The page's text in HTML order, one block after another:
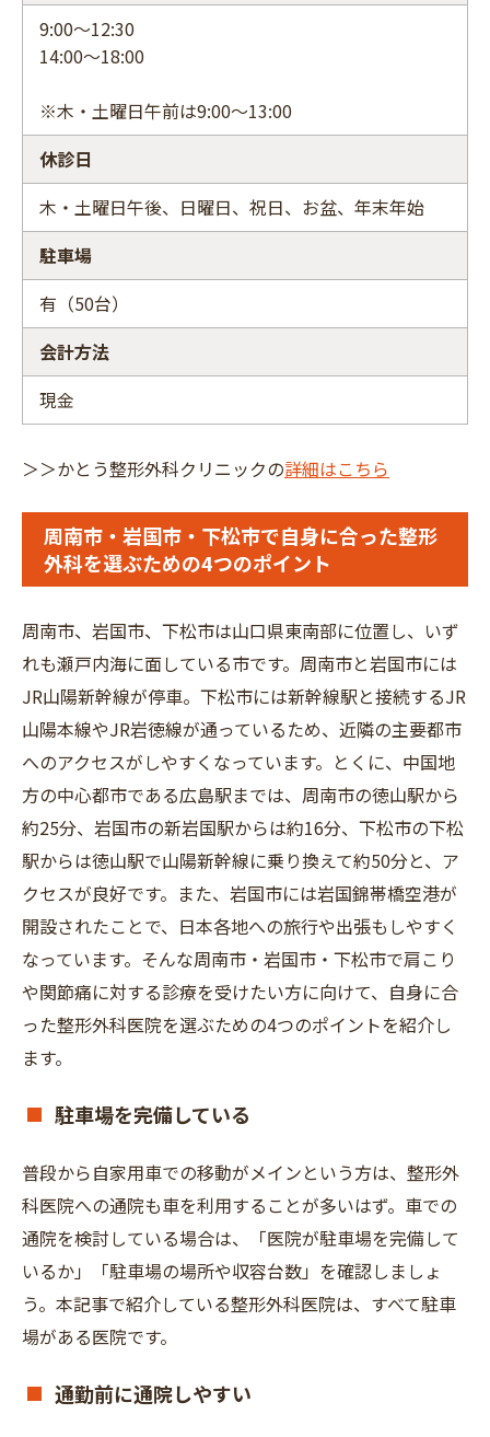
9:00～12:30
14:00～18:00
※木・土曜日午前は9:00～13:00
休診日
木・土曜日午後、日曜日、祝日、お盆、年末年始
駐車場
有（50台）
会計方法
現金
＞＞かとう整形外科クリニックの詳細はこちら
周南市・岩国市・下松市で自身に合った整形
外科を選ぶための4つのポイント
周南市、岩国市、下松市は山口県東南部に位置し、いず
れも瀬戸内海に面している市です。周南市と岩国市には
JR山陽新幹線が停車。下松市には新幹線駅と接続するJR
山陽本線やJR岩徳線が通っているため、近隣の主要都市
へのアクセスがしやすくなっています。とくに、中国地
方の中心都市である広島駅までは、周南市の徳山駅から
約25分、岩国市の新岩国駅からは約16分、下松市の下松
駅からは徳山駅で山陽新幹線に乗り換えて約50分と、ア
クセスが良好です。また、岩国市には岩国錦帯橋空港が
開設されたことで、日本各地への旅行や出張もしやすく
なっています。そんな周南市・岩国市・下松市で肩こり
や関節痛に対する診療を受けたい方に向けて、自身に合
った整形外科医院を選ぶための4つのポイントを紹介し
ます。
駐車場を完備している
普段から自家用車での移動がメインという方は、整形外
科医院への通院も車を利用することが多いはず。車での
通院を検討している場合は、「医院が駐車場を完備して
いるか」「駐車場の場所や収容台数」を確認しましょ
う。本記事で紹介している整形外科医院は、すべて駐車
場がある医院です。
通勤前に通院しやすい